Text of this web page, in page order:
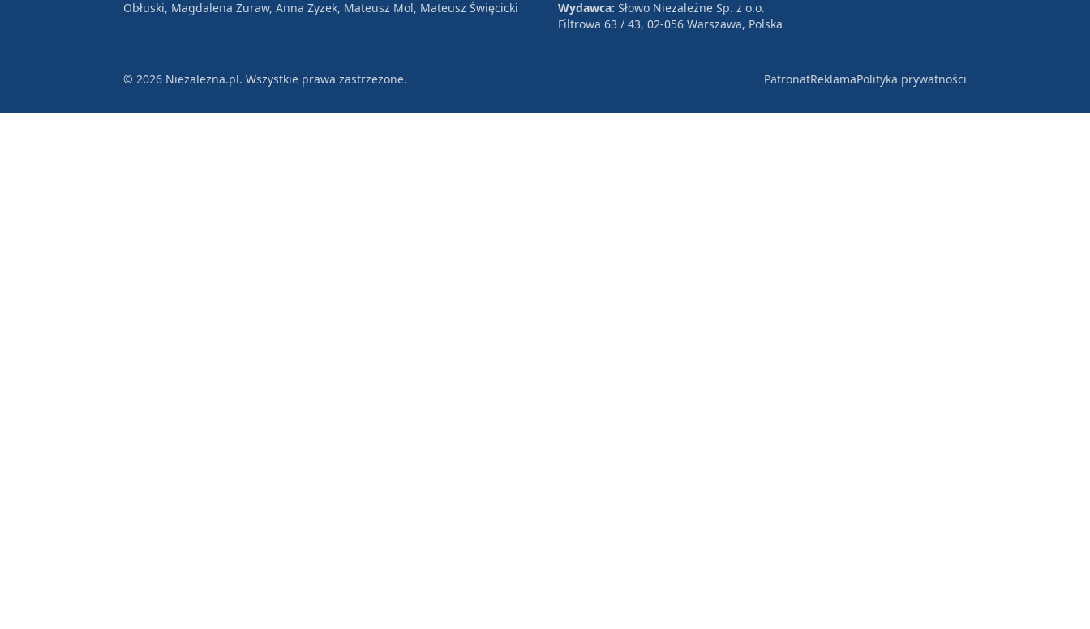
Obłuski, Magdalena Żuraw, Anna Zyzek, Mateusz Mol, Mateusz Święcicki
Wydawca: Słowo Niezależne Sp. z o.o.
Filtrowa 63 / 43, 02-056 Warszawa, Polska
© 2026 Niezależna.pl. Wszystkie prawa zastrzeżone. PatronatReklamaPolityka prywatności